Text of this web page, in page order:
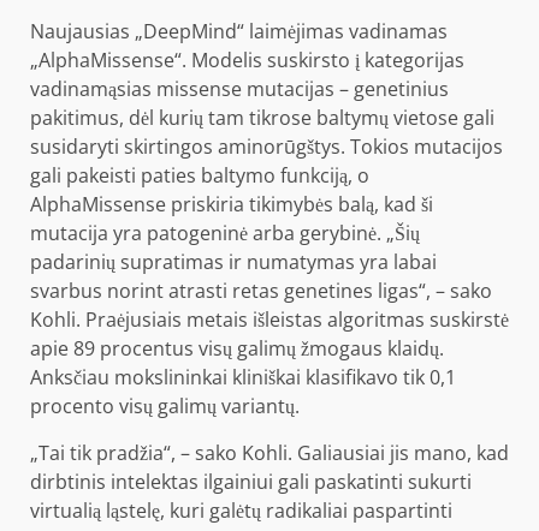
Naujausias „DeepMind“ laimėjimas vadinamas
„AlphaMissense“. Modelis suskirsto į kategorijas
vadinamąsias missense mutacijas – genetinius
pakitimus, dėl kurių tam tikrose baltymų vietose gali
susidaryti skirtingos aminorūgštys. Tokios mutacijos
gali pakeisti paties baltymo funkciją, o
AlphaMissense priskiria tikimybės balą, kad ši
mutacija yra patogeninė arba gerybinė. „Šių
padarinių supratimas ir numatymas yra labai
svarbus norint atrasti retas genetines ligas“, – sako
Kohli. Praėjusiais metais išleistas algoritmas suskirstė
apie 89 procentus visų galimų žmogaus klaidų.
Anksčiau mokslininkai kliniškai klasifikavo tik 0,1
procento visų galimų variantų.
„Tai tik pradžia“, – sako Kohli. Galiausiai jis mano, kad
dirbtinis intelektas ilgainiui gali paskatinti sukurti
virtualią ląstelę, kuri galėtų radikaliai paspartinti